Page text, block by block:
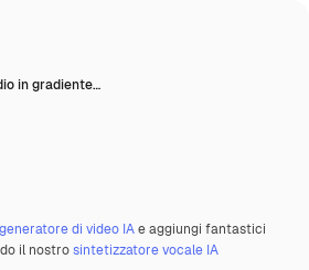
in gradiente…
generatore di video IAe aggiungi fantastici
il nostrosintetizzatore vocale IA